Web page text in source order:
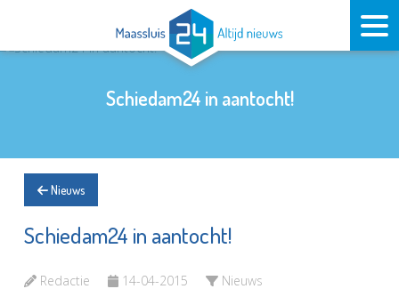
Schiedam24 in aantocht!
Nieuws
Schiedam24 in aantocht!
Redactie 14-04-2015 Nieuws